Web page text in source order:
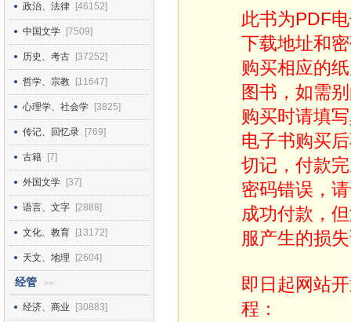
政治、法律 [46152]
中国文学 [7509]
历史、考古 [37252]
哲学、宗教 [11647]
心理学、社会学 [3825]
传记、回忆录 [769]
古籍 [7]
外国文学 [37]
语言、文字 [2888]
文化、教育 [13172]
天文、地理 [2604]
经管 >>
经济、商业 [30883]
此书为PDF
下载地址和
购买相应的
图书，如需
购买时请填
电子书购买
切记，付款
密码错误，
成功付款，
服产生的损
即日起网站
程：